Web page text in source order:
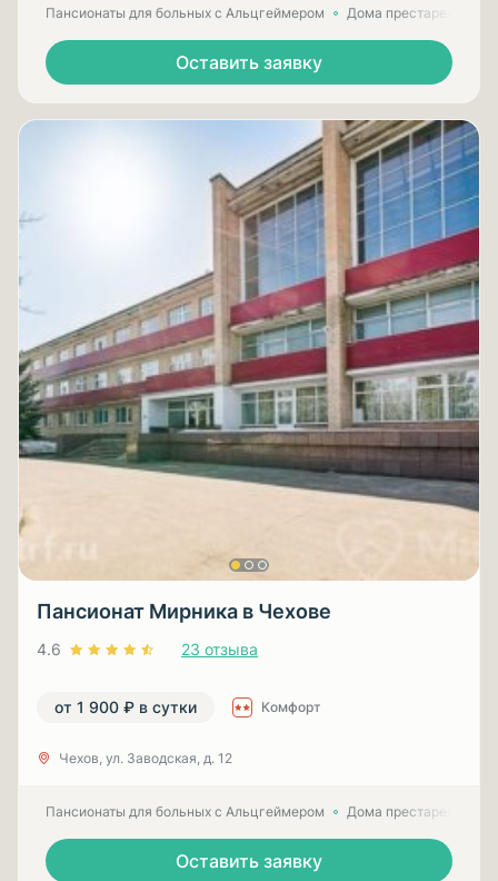
Пансионаты для больных с Альцгеймером Дома престарелых
Оставить заявку
Пансионат Мирника в Чехове
4.6 23 отзыва
от 1 900 ₽ в сутки Комфорт
Чехов, ул. Заводская, д. 12
Пансионаты для больных с Альцгеймером Дома престарелых
Оставить заявку